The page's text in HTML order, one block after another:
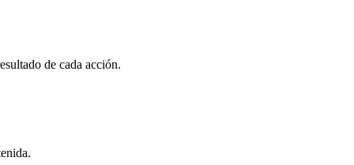
de cada acción.